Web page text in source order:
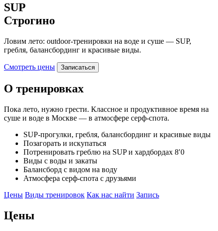
SUP
Строгино
Ловим лето: outdoor-тренировки на воде и суше — SUP,
гребля, балансбординг и красивые виды.
Смотреть цены Записаться
О тренировках
Пока лето, нужно грести. Классное и продуктивное время на
суше и воде в Москве — в атмосфере серф-спота.
SUP-прогулки, гребля, балансбординг и красивые виды
Позагорать и искупаться
Потренировать греблю на SUP и хардбордах 8′0
Виды с воды и закаты
Балансборд с видом на воду
Атмосфера серф-спота с друзьями
Цены Виды тренировок Как нас найти Запись
Цены